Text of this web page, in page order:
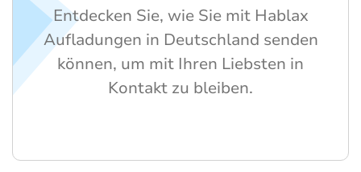
Entdecken Sie, wie Sie mit Hablax
Aufladungen in Deutschland senden
können, um mit Ihren Liebsten in
Kontakt zu bleiben.